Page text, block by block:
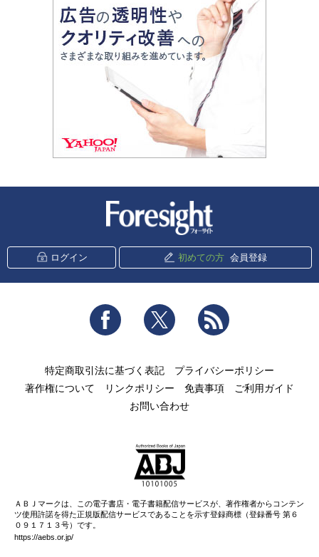
ログイン 初めての方 会員登録
Facebook Twitter
特定商取引法に基づく表記
プライバシーポリシー
著作権について
リンクポリシー 免責事項
ご利用ガイド
お問い合わせ
ＡＢＪマークは、この電子書店・電子書籍配信サービスが、著作権者からコンテン
ツ使用許諾を得た正規版配信サービスであることを示す登録商標（登録番号 第６
０９１７１３号）です。
https://aebs.or.jp/